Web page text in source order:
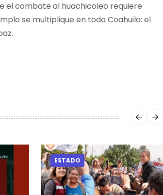
el combate al huachicoleo requiere
se multiplique en todo Coahuila: el
ESTADO